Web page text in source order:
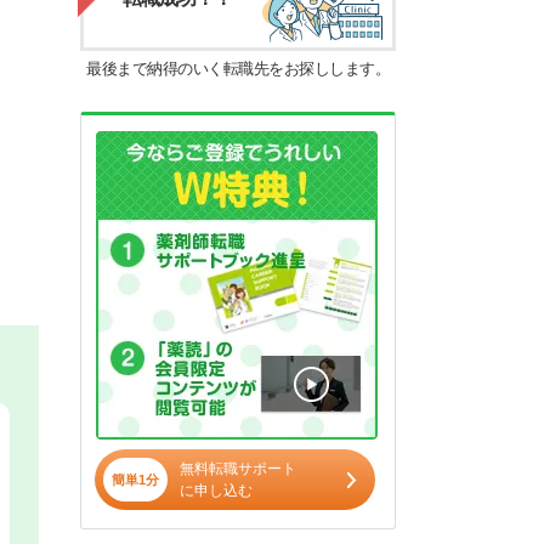
最後まで納得のいく転職先をお探しします。
簡単1分
無料転職サポート
に申し込む